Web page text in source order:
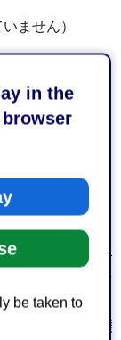
in the
be taken to
ません）
656番地の2
川原13番1号
原新田一丁目21
書類の提示が必